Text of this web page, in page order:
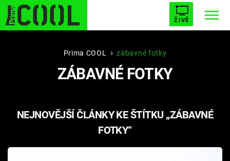
ŽIVĚ
STARHOUSE BUFFY, PŘEMOŽITELKA UPÍRŮ
PLNEJ KOTEL AVENGERS 5
Prima COOL zábavné fotky
ZÁBAVNÉ FOTKY
NEJNOVĚJŠÍ ČLÁNKY KE ŠTÍTKU „ZÁBAVNÉ
FOTKY“